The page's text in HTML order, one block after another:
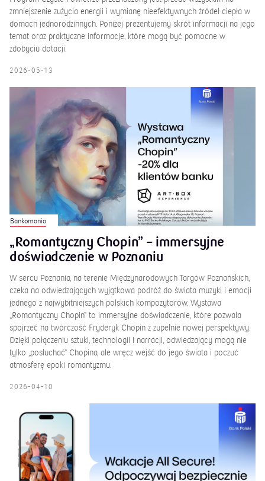
zmniejszenie zużycia energii i wymianę nieefektywnych źródeł ciepła w
domach jednorodzinnych. Poniżej prezentujemy skrót informacji na jego
temat oraz praktyczne informacje, które mogą być pomocne w
zdobyciu dotacji.
2026-05-13
Bankomania
„Romantyczny Chopin” – immersyjne
doświadczenie w Poznaniu
W sercu Poznania, na terenie Międzynarodowych Targów Poznańskich,
czeka na odwiedzających wyjątkowa podróż do świata muzyki i emocji
jednego z najwybitniejszych polskich kompozytorów. Wystawa
„Romantyczny Chopin” to immersyjne doświadczenie, które pozwala
spojrzeć na twórczość Fryderyk Chopin z zupełnie nowej perspektywy.
Dzięki połączeniu sztuki, technologii i narracji, odwiedzający mogą nie
tylko „posłuchać” Chopina, ale wręcz wejść do jego świata i poczuć
atmosferę epoki romantyzmu.
2026-04-10